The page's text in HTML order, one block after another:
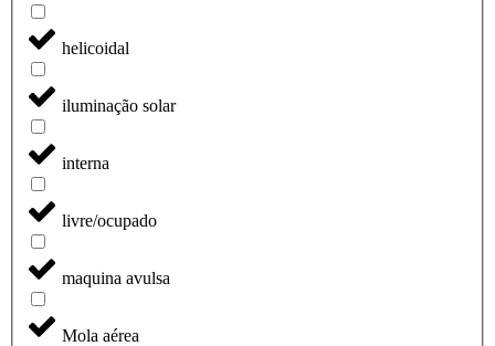
helicoidal
iluminação solar
interna
livre/ocupado
maquina avulsa
Mola aérea